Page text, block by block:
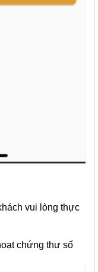
vui lòng thực
chứng thư số